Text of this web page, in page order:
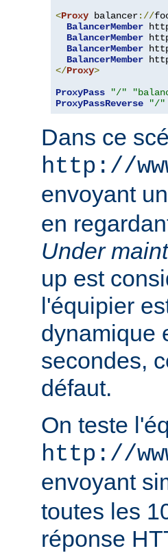
<Proxy balancer://
BalancerMember
BalancerMember
BalancerMember
BalancerMember
</Proxy>
ProxyPass
"/"
ProxyPassReverse
"/"
Dans ce
http://
envoyant
en
Under
up est
l'équipier
dynamique
secondes,
défaut.
On teste
http://
envoyant
toutes les
réponse